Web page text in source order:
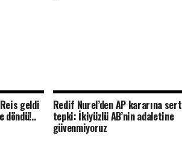
geldi
döndü!..
Redif Nurel’den AP kararına sert
tepki: İkiyüzlü AB’nin adaletine
güvenmiyoruz